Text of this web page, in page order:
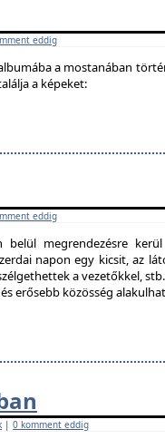
eddig
a mostanában
a képeket:
eddig
belül megrendezésre
napon egy kicsit, az
a vezetőkkel,
erősebb közösség
| 0 komment eddig